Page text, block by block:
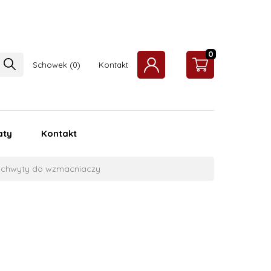
Schowek Kontakt
0
Kontakt
do wzmacniaczy